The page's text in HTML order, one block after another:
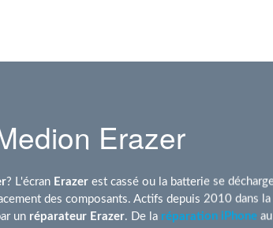
Erazer
? L'écran Erazer est cassé ou la batterie se
des composants. Actifs depuis 2010 dans
un réparateur Erazer. De la réparation iPhone au